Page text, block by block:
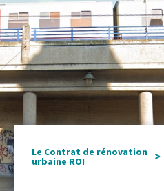
Le Contrat de rénovation
urbaine ROI >